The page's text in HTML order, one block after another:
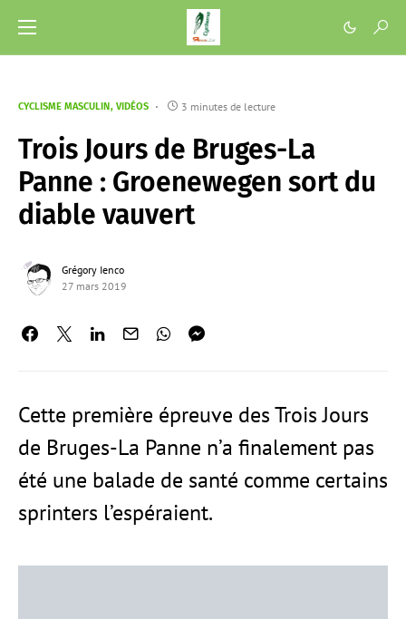
CYCLISME MASCULIN VIDÉOS 3 minutes de lecture
Trois Jours de Bruges-La
Panne : Groenewegen sort du
diable vauvert
Grégory Ienco
27 mars 2019
Cette première épreuve des Trois Jours
de Bruges-La Panne n’a finalement pas
été une balade de santé comme certains
sprinters l’espéraient.